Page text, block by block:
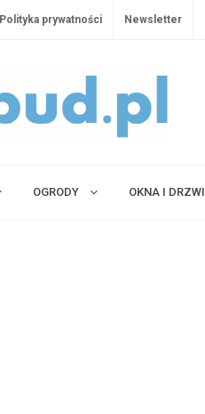
Polityka prywatności Newsletter
OGRODY OKNA I DRZWI